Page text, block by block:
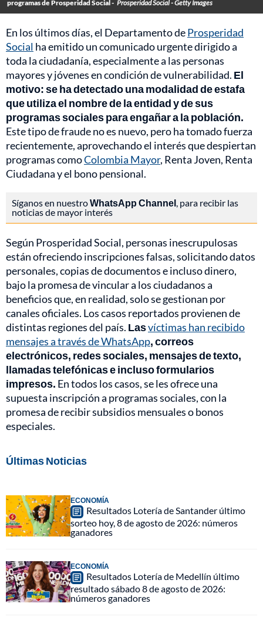
programas de Prosperidad Social - Prosperidad Social - Getty Images
En los últimos días, el Departamento deProsperidad
Social ha emitido un comunicado urgente dirigido a
toda la ciudadanía, especialmente a las personas
mayores y jóvenes en condición de vulnerabilidad. El
motivo: se ha detectado una modalidad de estafa
que utiliza el nombre de la entidad y de sus
programas sociales para engañar a la población.
Este tipo de fraude no es nuevo, pero ha tomado fuerza
recientemente, aprovechando el interés que despiertan
programas comoColombia Mayor, Renta Joven, Renta
Ciudadana y el bono pensional.
Síganos en nuestroWhatsApp Channel, para recibir las
noticias de mayor interés
Según Prosperidad Social, personas inescrupulosas
están ofreciendo inscripciones falsas, solicitando datos
personales, copias de documentos e incluso dinero,
bajo la promesa de vincular a los ciudadanos a
beneficios que, en realidad, solo se gestionan por
canales oficiales. Los casos reportados provienen de
distintas regiones del país. Lasvíctimas han recibido
mensajes a través de WhatsApp, correos
electrónicos, redes sociales, mensajes de texto,
llamadas telefónicas e incluso formularios
impresos. En todos los casos, se les ofrece una
supuesta inscripción a programas sociales, con la
promesa de recibir subsidios mensuales o bonos
especiales.
Últimas Noticias
ECONOMÍA
Resultados Lotería de Santander último
sorteo hoy, 8 de agosto de 2026: números
ganadores
ECONOMÍA
Resultados Lotería de Medellín último
resultado sábado 8 de agosto de 2026:
números ganadores